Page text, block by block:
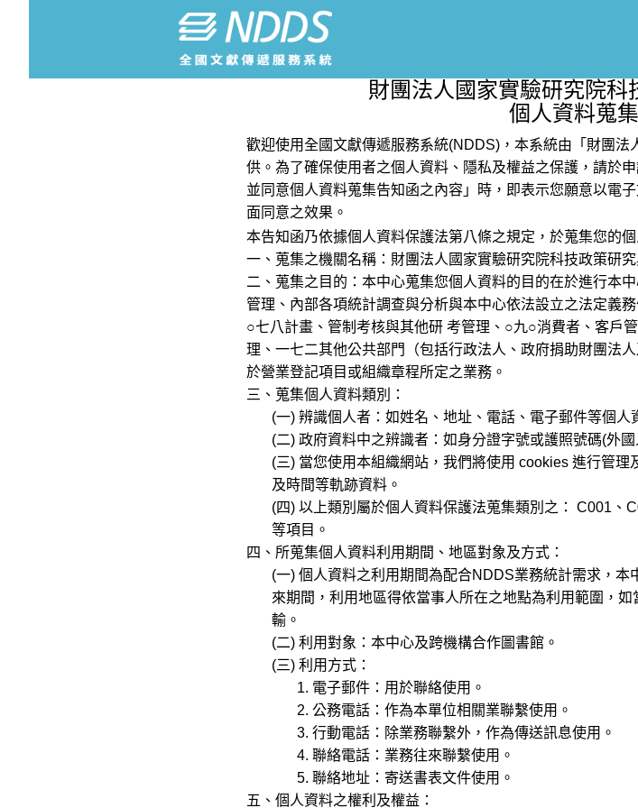
財團法人國家實驗研究院科
個人資料蒐
歡迎使用全國文獻傳遞服務系統(NDDS)，本系統由「財團
供。為了確保使用者之個人資料、隱私及權益之保護，請於
並同意個人資料蒐集告知函之內容」時，即表示您願意以電
面同意之效果。
本告知函乃依據個人資料保護法第八條之規定，於蒐集您的
一、蒐集之機關名稱：財團法人國家實驗研究院科技政策研
二、蒐集之目的：本中心蒐集您個人資料的目的在於進行本
管理、內部各項統計調查與分析與本中心依法設立之法定義
○七八計畫、管制考核與其他研 考管理、○九○消費者、客戶
理、一七二其他公共部門（包括行政法人、政府捐助財團法
於營業登記項目或組織章程所定之業務。
三、蒐集個人資料類別：
(一) 辨識個人者：如姓名、地址、電話、電子郵件等個人
(二) 政府資料中之辨識者：如身分證字號或護照號碼(外國
(三) 當您使用本組織網站，我們將使用 cookies 進行管理
及時間等軌跡資料。
(四) 以上類別屬於個人資料保護法蒐集類別之： C001、
等項目。
四、所蒐集個人資料利用期間、地區對象及方式：
(一) 個人資料之利用期間為配合NDDS業務統計需求，本
來期間，利用地區得依當事人所在之地點為利用範圍，如
輸。
(二) 利用對象：本中心及跨機構合作圖書館。
(三) 利用方式：
1. 電子郵件：用於聯絡使用。
2. 公務電話：作為本單位相關業聯繫使用。
3. 行動電話：除業務聯繫外，作為傳送訊息使用。
4. 聯絡電話：業務往來聯繫使用。
5. 聯絡地址：寄送書表文件使用。
五、個人資料之權利及權益：